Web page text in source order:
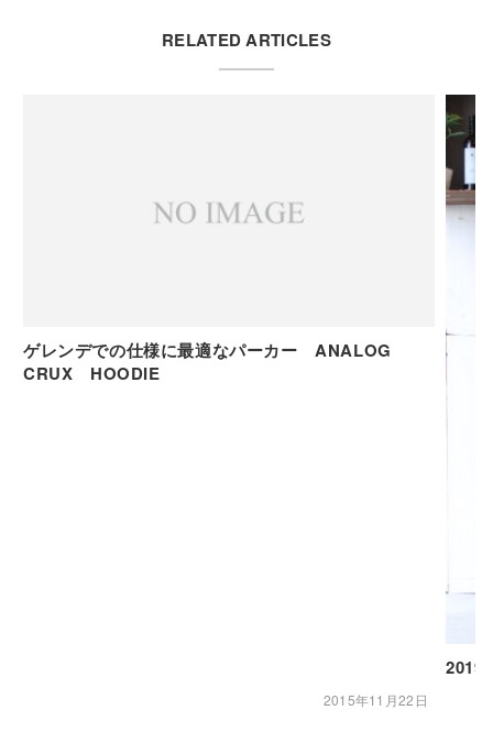
RELATED ARTICLES
ゲレンデでの仕様に最適なパーカー ANALOG
CRUX HOODIE
2015年11月22日